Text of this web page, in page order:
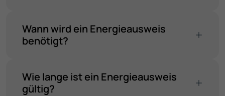
Wann wird ein Energie­ausweis
benötigt?
Wie lange ist ein Energie­ausweis
gültig?